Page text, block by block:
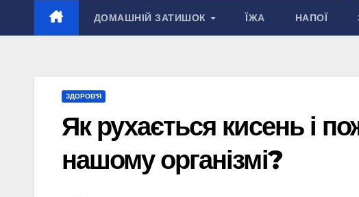
ДОМАШНІЙ ЗАТИШОК ЇЖА НАПОЇ
ЗДОРОВ'Я
Як рухається кисень і
нашому організмі?